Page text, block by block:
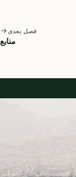
فصل بعدی
منابع